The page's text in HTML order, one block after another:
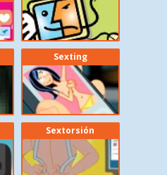
Sexting
Sextorsión